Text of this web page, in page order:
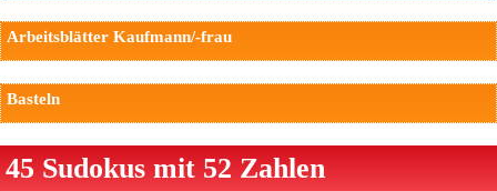
Arbeitsblätter Kaufmann/-frau
Basteln
45 Sudokus mit 52 Zahlen